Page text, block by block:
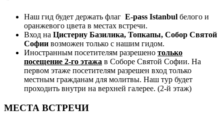
Наш гид будет держать флаг E-pass Istanbul белого и
оранжевого цвета в местах встречи.
Вход на Цистерну Базилика, Топкапы, Собор Святой
Софии возможен только с нашим гидом.
Иностранным посетителям разрешено только
посещение 2-го этажа в Соборе Святой Софии. На
первом этаже посетителям разрешен вход только
местным гражданам для молитвы. Наш тур будет
проходить внутри на верхней галерее. (2-й этаж)
МЕСТА ВСТРЕЧИ